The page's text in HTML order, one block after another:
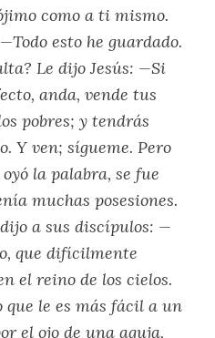
como a ti mismo.
esto he guardado.
Le dijo Jesús: —Si
anda, vende tus
pobres; y tendrás
Y ven; sígueme. Pero
la palabra, se fue
muchas posesiones.
a sus discípulos: —
que difícilmente
el reino de los cielos.
que le es más fácil a un
el ojo de una aguja,